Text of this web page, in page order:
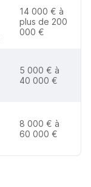
14 000 € à
plus de 200
000 €
5 000 € à
40 000 €
8 000 € à
60 000 €